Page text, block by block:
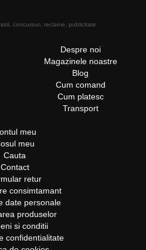
concursuri, reclame, publicitate
Despre noi
Magazinele noastre
Blog
Cum comand
Cum platesc
Transport
meu
meu
Cauta
Contact
retur
consimtamant
date personale
produselor
si conditii
confidentialitate